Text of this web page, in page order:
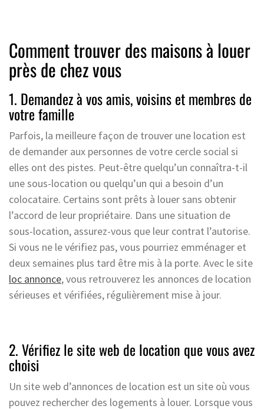
Comment trouver des maisons à louer
près de chez vous
1. Demandez à vos amis, voisins et membres de
votre famille
Parfois, la meilleure façon de trouver une location est
de demander aux personnes de votre cercle social si
elles ont des pistes. Peut-être quelqu’un connaîtra-t-il
une sous-location ou quelqu’un qui a besoin d’un
colocataire. Certains sont prêts à louer sans obtenir
l’accord de leur propriétaire. Dans une situation de
sous-location, assurez-vous que leur contrat l’autorise.
Si vous ne le vérifiez pas, vous pourriez emménager et
deux semaines plus tard être mis à la porte. Avec le site
loc annonce, vous retrouverez les annonces de location
sérieuses et vérifiées, régulièrement mise à jour.
2. Vérifiez le site web de location que vous avez
choisi
Un site web d’annonces de location est un site où vous
pouvez rechercher des logements à louer. Lorsque vous